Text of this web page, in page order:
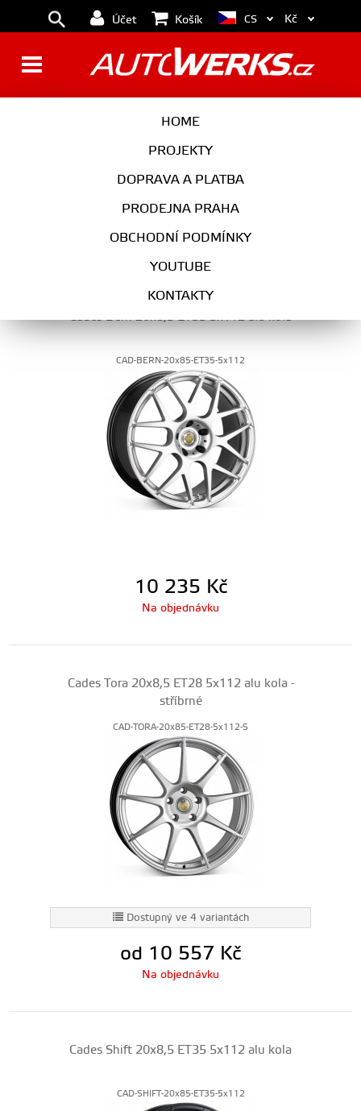
Účet Košík
HOME
PROJEKTY
DOPRAVA A PLATBA
PRODEJNA PRAHA
OBCHODNÍ PODMÍNKY
YOUTUBE
KONTAKTY
CS Kč
KOLA
Cades Bern 20x8,5 ET35 5x112 alu kola
CAD-BERN-20x85-ET35-5x112
10 235 Kč
Na objednávku
Cades Tora 20x8,5 ET28 5x112 alu kola -
stříbrné
CAD-TORA-20x85-ET28-5x112-S
Dostupný ve 4 variantách
od 10 557 Kč
Na objednávku
Cades Shift 20x8,5 ET35 5x112 alu kola
CAD-SHIFT-20x85-ET35-5x112